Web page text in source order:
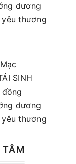
dương
thương
SINH
dương
thương